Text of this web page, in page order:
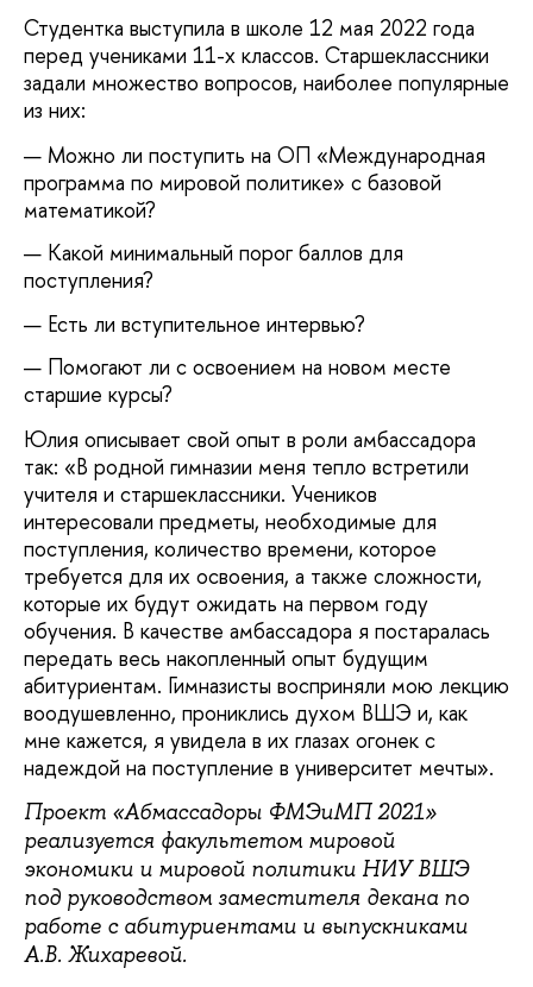
Студентка выступила в школе 12 мая 2022 года
перед учениками 11-х классов. Старшеклассники
задали множество вопросов, наиболее популярные
из них:
Можно ли поступить на ОП «Международная
программа по мировой политике» с базовой
математикой?
Какой минимальный порог баллов для
поступления?
Есть ли вступительное интервью?
Помогают ли с освоением на новом месте
старшие курсы?
Юлия описывает свой опыт в роли амбассадора
так: «В родной гимназии меня тепло встретили
учителя и старшеклассники. Учеников
интересовали предметы, необходимые для
поступления, количество времени, которое
требуется для их освоения, а также сложности,
которые их будут ожидать на первом году
обучения. В качестве амбассадора я постаралась
передать весь накопленный опыт будущим
абитуриентам. Гимназисты восприняли мою лекцию
воодушевленно, прониклись духом ВШЭ и, как
мне кажется, я увидела в их глазах огонек с
надеждой на поступление в университет мечты».
Проект «Абмассадоры ФМЭиМП 2021»
реализуется факультетом мировой
экономики и мировой политики НИУ ВШЭ
под руководством заместителя декана по
работе с абитуриентами и выпускниками
А.В. Жихаревой.